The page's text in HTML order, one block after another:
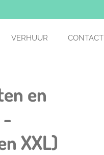
VERHUUR CONTACT
en
-
XXL)